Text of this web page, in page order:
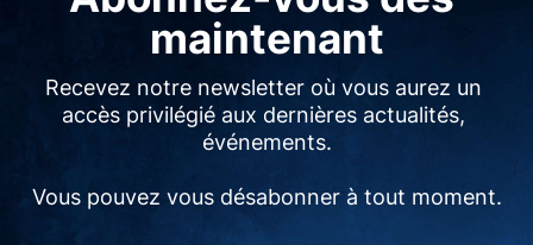
l’accompagnement d’un
agent immobilierest un
Articles similaires